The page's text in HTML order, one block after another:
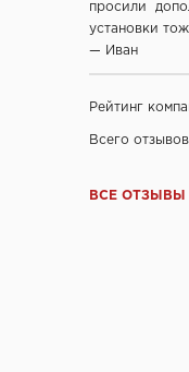
ЧТУП
ОДО
Компания
Фабрика
просили
установки
— Иван
Рейтинг
Всего
ВСЕ ОТЗЫВЫ